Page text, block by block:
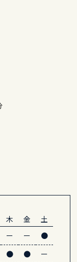
木 金
土
ー ー
●
● ●
ー